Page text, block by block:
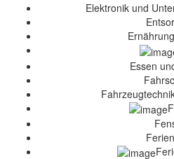
Elektronik und
Essen